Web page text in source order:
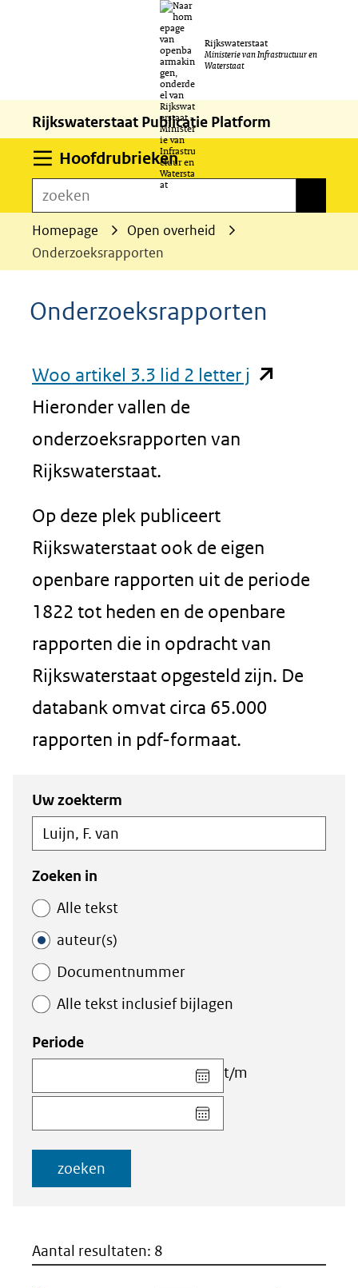
naar
de
inhoud
Rijkswaterstaat
Ministerie van Infrastructuur en
Waterstaat
Rijkswaterstaat Publicatie Platform
HoofdrubriekenUitklappen
zoeken
Homepage
Open overheid
Onderzoeksrapporten
Onderzoeksrapporten
Woo artikel 3.3 lid 2 letter j (opent
Hieronder vallen de
onderzoeksrapporten van
Rijkswaterstaat.
Op deze plek publiceert
Rijkswaterstaat ook de eigen
openbare rapporten uit de periode
1822 tot heden en de openbare
rapporten die in opdracht van
Rijkswaterstaat opgesteld zijn. De
databank omvat circa 65.000
rapporten in pdf-formaat.
Zoeken
in
de
index
Zoeken
binnen
de
index
Uw zoekterm
Zoeken in
Alle tekst
auteur(s)
Documentnummer
Alle tekst inclusief bijlagen
Periode
Kies
datum
voor
veld
t/m
Kies
datum
zoeken
Aantal resultaten: 8